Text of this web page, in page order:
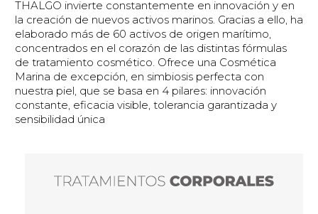
THALGO invierte constantemente en innovación y en
la creación de nuevos activos marinos. Gracias a ello, ha
elaborado más de 60 activos de origen marítimo,
concentrados en el corazón de las distintas fórmulas
de tratamiento cosmético. Ofrece una Cosmética
Marina de excepción, en simbiosis perfecta con
nuestra piel, que se basa en 4 pilares: innovación
constante, eficacia visible, tolerancia garantizada y
sensibilidad única